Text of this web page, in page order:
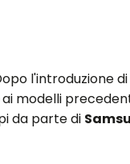
l'introduzione
modelli
da parte di